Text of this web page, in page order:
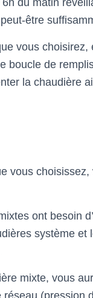
du matin
être
vous
boucle de
la chaudière
vous
ont besoin
système
mixte, vous
(pression